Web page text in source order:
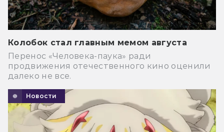
Колобок стал главным мемом августа
Перенос «Человека-паука» ради
продвижения отечественного кино оценили
далеко не все.
Новости